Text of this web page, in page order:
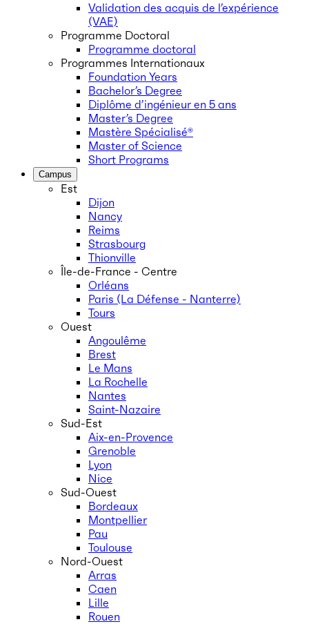
Validation des acquis de l’expérience
(VAE)
Programme Doctoral
Programme doctoral
Programmes Internationaux
Foundation Years
Bachelor’s Degree
Diplôme d’ingénieur en 5 ans
Master’s Degree
Mastère Spécialisé®
Master of Science
Short Programs
Campus
Est
Dijon
Nancy
Reims
Strasbourg
Thionville
Île-de-France - Centre
Orléans
Paris (La Défense - Nanterre)
Tours
Ouest
Angoulême
Brest
Le Mans
La Rochelle
Nantes
Saint-Nazaire
Sud-Est
Aix-en-Provence
Grenoble
Lyon
Nice
Sud-Ouest
Bordeaux
Montpellier
Pau
Toulouse
Nord-Ouest
Arras
Caen
Lille
Rouen